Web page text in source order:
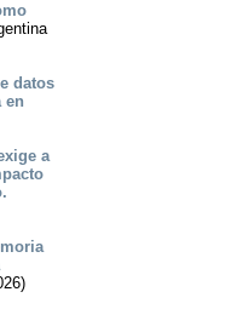
datos
en
a